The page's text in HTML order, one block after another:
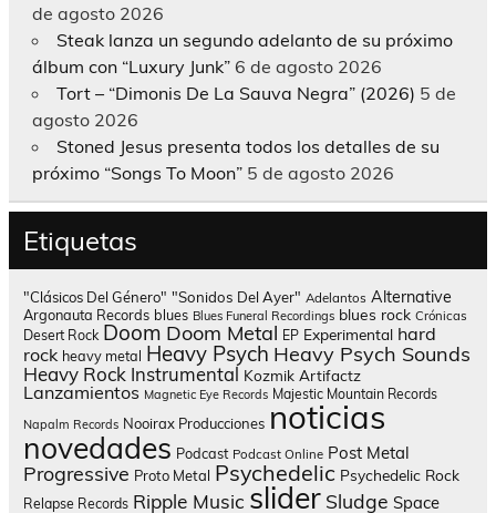
de agosto 2026
Steak lanza un segundo adelanto de su próximo
álbum con “Luxury Junk” 6 de agosto 2026
Tort – “Dimonis De La Sauva Negra” (2026) 5 de
agosto 2026
Stoned Jesus presenta todos los detalles de su
próximo “Songs To Moon” 5 de agosto 2026
Etiquetas
"Clásicos Del Género" "Sonidos Del Ayer" Adelantos Alternative
Argonauta Records blues Blues Funeral Recordings blues rock Crónicas
Desert Rock Doom Doom Metal EP Experimental hard
rock heavy metal Heavy Psych Heavy Psych Sounds
Heavy Rock Instrumental Kozmik Artifactz
Lanzamientos Magnetic Eye Records Majestic Mountain Records
Napalm Records Nooirax Producciones noticias
novedades Podcast Podcast Online Post Metal
Progressive Proto Metal Psychedelic Psychedelic Rock
Relapse Records Ripple Music slider Sludge Space